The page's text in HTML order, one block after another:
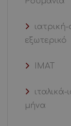
εξωτερικό
ΙΜΑΤ
μήνα